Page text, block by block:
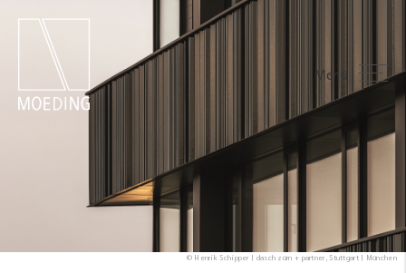
Menü
© Henrik Schipper | dasch zürn + partner, Stuttgart | München